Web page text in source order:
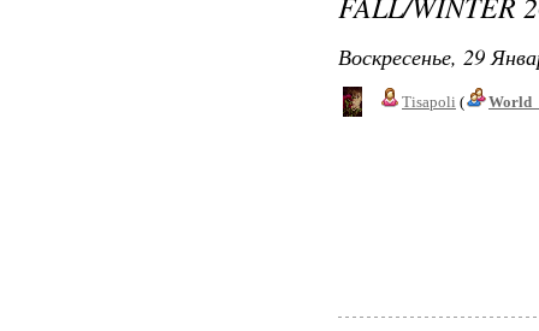
Воскресенье, 29
Tisapoli (